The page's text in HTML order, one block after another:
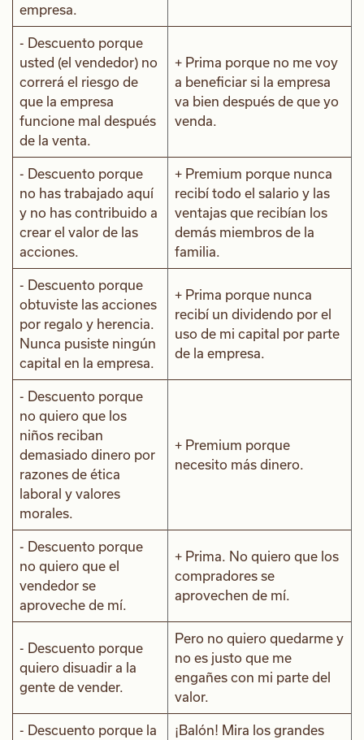
empresa.
- Descuento porque
usted (el vendedor) no
correrá el riesgo de
que la empresa
funcione mal después
de la venta.
+ Prima porque no me voy
a beneficiar si la empresa
va bien después de que yo
venda.
- Descuento porque
no has trabajado aquí
y no has contribuido a
crear el valor de las
acciones.
+ Premium porque nunca
recibí todo el salario y las
ventajas que recibían los
demás miembros de la
familia.
- Descuento porque
obtuviste las acciones
por regalo y herencia.
Nunca pusiste ningún
capital en la empresa.
+ Prima porque nunca
recibí un dividendo por el
uso de mi capital por parte
de la empresa.
- Descuento porque
no quiero que los
niños reciban
demasiado dinero por
razones de ética
laboral y valores
morales.
+ Premium porque
necesito más dinero.
- Descuento porque
no quiero que el
vendedor se
aproveche de mí.
+ Prima. No quiero que los
compradores se
aprovechen de mí.
- Descuento porque
quiero disuadir a la
gente de vender.
Pero no quiero quedarme y
no es justo que me
engañes con mi parte del
valor.
- Descuento porque la
¡Balón! Mira los grandes